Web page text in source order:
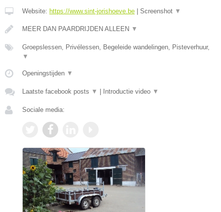
Website: https://www.sint-jorishoeve.be Screenshot ▼
MEER DAN PAARDRIJDEN ALLEEN ▼
Groepslessen, Privélessen, Begeleide wandelingen, Pisteverhuur,
▼
Openingstijden ▼
Laatste facebook posts ▼ Introductie video ▼
Sociale media: